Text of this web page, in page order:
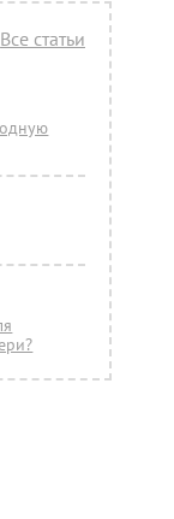
Все статьи